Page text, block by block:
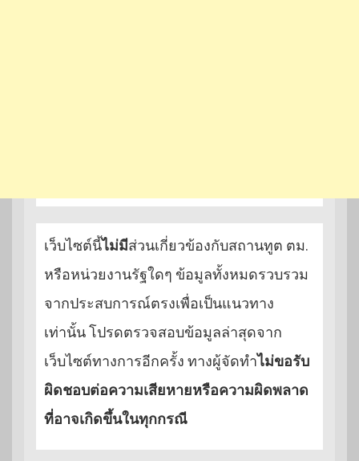
เว็บไซต์นี้ไม่มีส่วนเกี่ยวข้องกับสถานทูต ตม.
หรือหน่วยงานรัฐใดๆ ข้อมูลทั้งหมดรวบรวม
จากประสบการณ์ตรงเพื่อเป็นแนวทาง
เท่านั้น โปรดตรวจสอบข้อมูลล่าสุดจาก
เว็บไซต์ทางการอีกครั้ง ทางผู้จัดทำไม่ขอรับ
ผิดชอบต่อความเสียหายหรือความผิดพลาด
ที่อาจเกิดขึ้นในทุกกรณี